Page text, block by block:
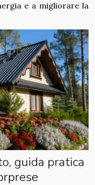
e a migliorare la
guida pratica